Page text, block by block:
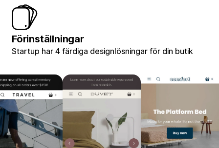
Förinställningar
Startup har 4 färdiga designlösningar för din butik